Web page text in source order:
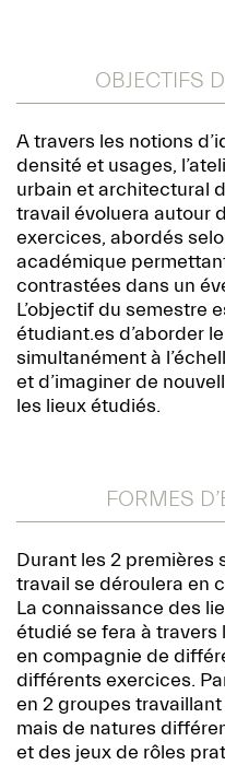
OBJECTIFS
A travers les notions
densité et usages,
urbain et architectural
travail évoluera autour
exercices, abordés
académique
contrastées dans un
L’objectif du semestre
étudiant.es d’aborder
simultanément à
et d’imaginer de
les lieux étudiés.
FORMES
Durant les 2 premières
travail se déroulera en
La connaissance des
étudié se fera à travers
en compagnie de
différents exercices.
en 2 groupes
mais de natures
et des jeux de rôles